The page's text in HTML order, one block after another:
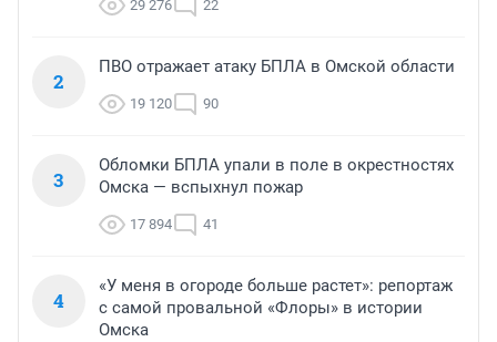
29 276 22
2
ПВО отражает атаку БПЛА в Омской области
19 120 90
3
Обломки БПЛА упали в поле в окрестностях
Омска — вспыхнул пожар
17 894 41
4
«У меня в огороде больше растет»: репортаж
с самой провальной «Флоры» в истории
Омска